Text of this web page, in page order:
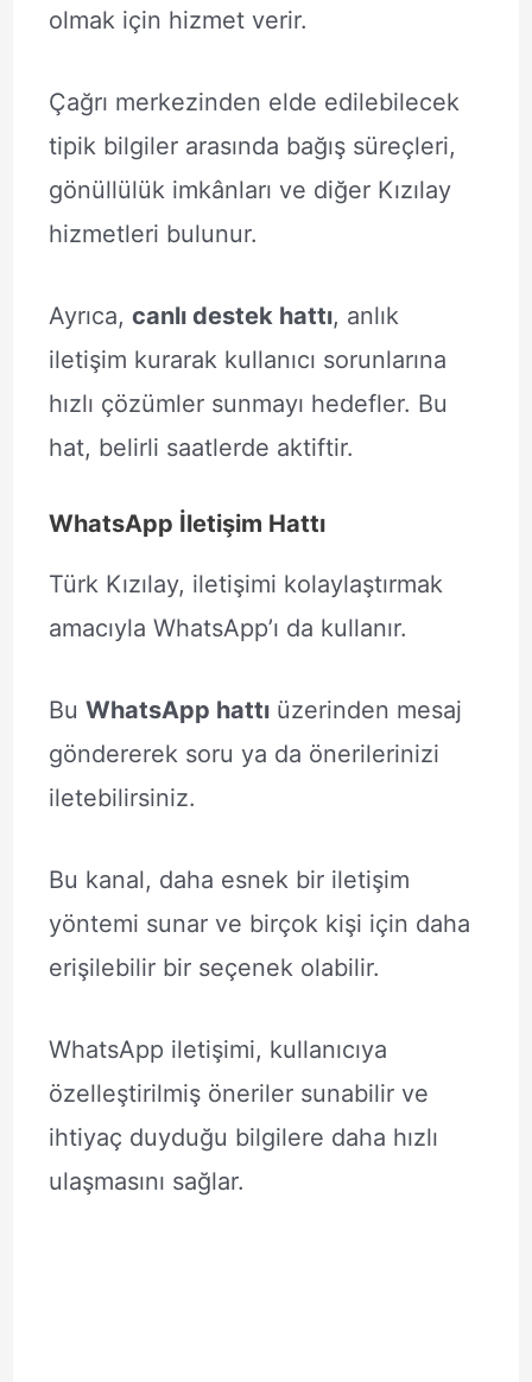
olmak için hizmet verir.
Çağrı merkezinden elde edilebilecek
tipik bilgiler arasında bağış süreçleri,
gönüllülük imkânları ve diğer Kızılay
hizmetleri bulunur.
Ayrıca, canlı destek hattı, anlık
iletişim kurarak kullanıcı sorunlarına
hızlı çözümler sunmayı hedefler. Bu
hat, belirli saatlerde aktiftir.
WhatsApp İletişim Hattı
Türk Kızılay, iletişimi kolaylaştırmak
amacıyla WhatsApp’ı da kullanır.
Bu WhatsApp hattıüzerinden mesaj
göndererek soru ya da önerilerinizi
iletebilirsiniz.
Bu kanal, daha esnek bir iletişim
yöntemi sunar ve birçok kişi için daha
erişilebilir bir seçenek olabilir.
WhatsApp iletişimi, kullanıcıya
özelleştirilmiş öneriler sunabilir ve
ihtiyaç duyduğu bilgilere daha hızlı
ulaşmasını sağlar.